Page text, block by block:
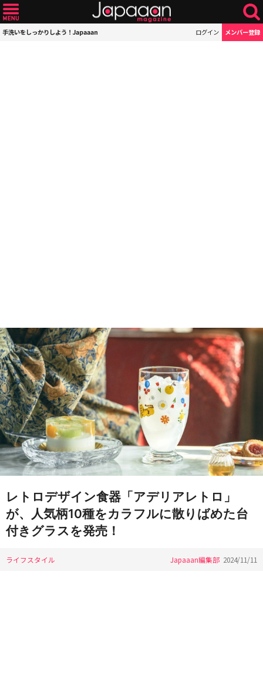
手洗いをしっかりしよう！Japaaan ログイン メンバー登録
レトロデザイン食器「アデリアレトロ」
が、人気柄10種をカラフルに散りばめた台
付きグラスを発売！
ライフスタイル Japaaan編集部 2024/11/11